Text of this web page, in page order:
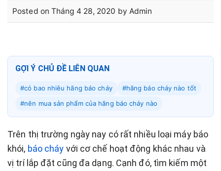
Posted on Tháng 4 28, 2020 byAdmin
GỢI Ý CHỦ ĐỀ LIÊN QUAN
#có bao nhiêu hãng báo cháy
#hãng báo cháy nào tốt
#nên mua sản phẩm của hãng báo cháy nào
#những hãng báo cháy tốt
#những hệ thống báo cháy tốt
Trên thị trường ngày nay có rất nhiều loại máy báo
khói, báo cháy với cơ chế hoạt động khác nhau và
vị trí lắp đặt cũng đa dạng. Cạnh đó, tìm kiếm một